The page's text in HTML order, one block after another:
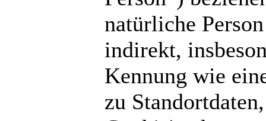
natürliche
indirekt,
Kennung wie
zu